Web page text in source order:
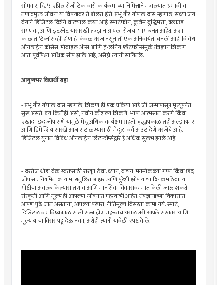
सोमवार, दि. ५ एप्रिल रोजी टेक-वारी कार्यक्रमाच्या निमित्ताने मंत्रालयात ‘प्रभावी व
तणावमुक्त जीवन’ या विषयावर ते बोलत होते. प्रभू गौर गोपाल दास म्हणाले, सध्या जग
वेगाने डिजिटल दिशेने वाटचाल करत आहे. स्मार्टफोन, कृत्रिम बुद्धिमत्ता, क्लाउड
संगणक, आणि इंटरनेट यांसारखी तंत्रज्ञान आपला रोजचा भाग बनत आहेत. अशा
काळात ‘टेक्नोसॅव्ही’ होण ही केवळ गरज नसून ती एक अनिवार्यता बनली आहे. विविध
ऑनलाईन कोर्सेस, मोबाइल अ‍ॅप्स आणि ई-लर्निंग प्लॅटफॉर्म्समुळे तंत्रज्ञान शिकण
आता पूर्वीपेक्षा अधिक सोप झाले आहे, असेही त्यांनी सांगितले.
आयुष्यभर विद्यार्थी राहा
- प्रभू गौर गोपाल दास म्हणाले, शिकण ही एक प्रक्रिया आहे जी जन्मापासून मृत्यूपर्यंत
सुरू असते. वय कितीही असो, नवीन कौशल्य शिकणे, भाषा आत्मसात करणे किंवा
एखादा छंद जोपासणे यामुळे मेंदू अधिक कार्यक्षम राहतो. वृद्धापकाळातही अल्झायमर
आणि डिमेन्शियासारखे आजार टाळण्यासाठी मेंदूला वर्कआउट देणे गरजेचे आहे.
डिजिटल युगात विविध ऑनलाईन प्लॅटफॉर्म्सद्वारे हे अधिक सुलभ झाले आहे.
- दररोज थोडा वेळ स्वतःसाठी राखून ठेवा. ध्यान, वाचन, मनमोकळ्या गप्पा किंवा छंद
जोपासा. नियमित व्यायाम, संतुलित आहार आणि पुरेशी झोप यांचा दिनक्रम ठेवा. या
गोष्टींचा अवलंब केल्यास तणाव आणि मानसिक विकारांवर मात केली जाऊ शकते
संस्कृती आणि मूल्य ही आपल्या जीवनात महत्त्वाची आहेत. तंत्रज्ञानाच्या विकासात
आपण पुढे जात असताना, आपल्या परंपरा, नीतिमूल्य विसरता कामा नये. स्मार्ट,
डिजिटल व भविष्यकाळासाठी सज्ज होण महत्त्वाच असलं तरी आपले संस्कार आणि
मूल्य यांचा विसर पडू देऊ नका, असेही त्यांनी यावेळी स्पष्ट केले.